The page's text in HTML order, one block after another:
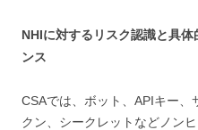
NHIに対するリスク認識と具
ンス
CSAでは、ボット、APIキー
クン、シークレットなどノン